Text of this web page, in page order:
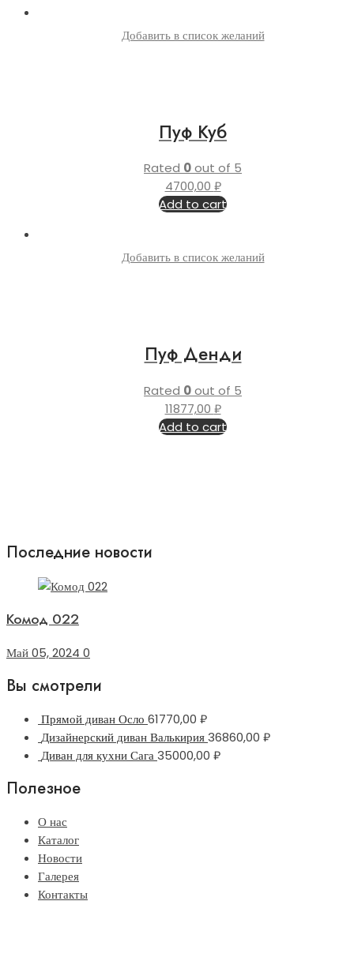
Добавить в список желаний
Пуф Куб
Rated 0out of 5
4700,00 ₽
Add to cart
Добавить в список желаний
Пуф Денди
Rated 0out of 5
11877,00 ₽
Add to cart
Последние новости
Комод 022
Май 05, 2024 0
Вы смотрели
Прямой диван Осло 61770,00 ₽
Дизайнерский диван Валькирия36860,00 ₽
Диван для кухни Сага35000,00 ₽
Полезное
О нас
Каталог
Новости
Галерея
Контакты